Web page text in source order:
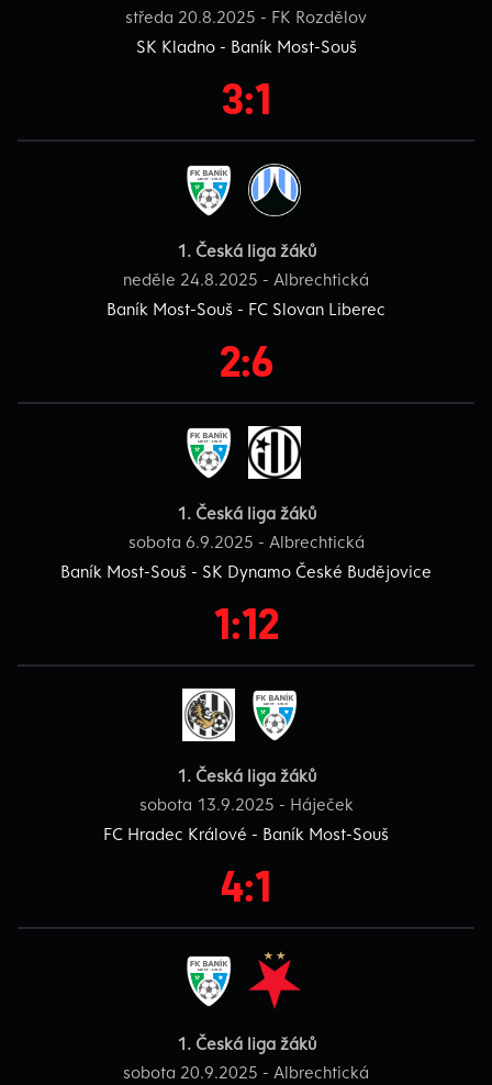
středa 20.8.2025 - FK Rozdělov
SK Kladno - Baník Most-Souš
3:1
1. Česká liga žáků
neděle 24.8.2025 - Albrechtická
Baník Most-Souš - FC Slovan Liberec
2:6
1. Česká liga žáků
sobota 6.9.2025 - Albrechtická
Baník Most-Souš - SK Dynamo České Budějovice
1:12
1. Česká liga žáků
sobota 13.9.2025 - Háječek
FC Hradec Králové - Baník Most-Souš
4:1
1. Česká liga žáků
sobota 20.9.2025 - Albrechtická